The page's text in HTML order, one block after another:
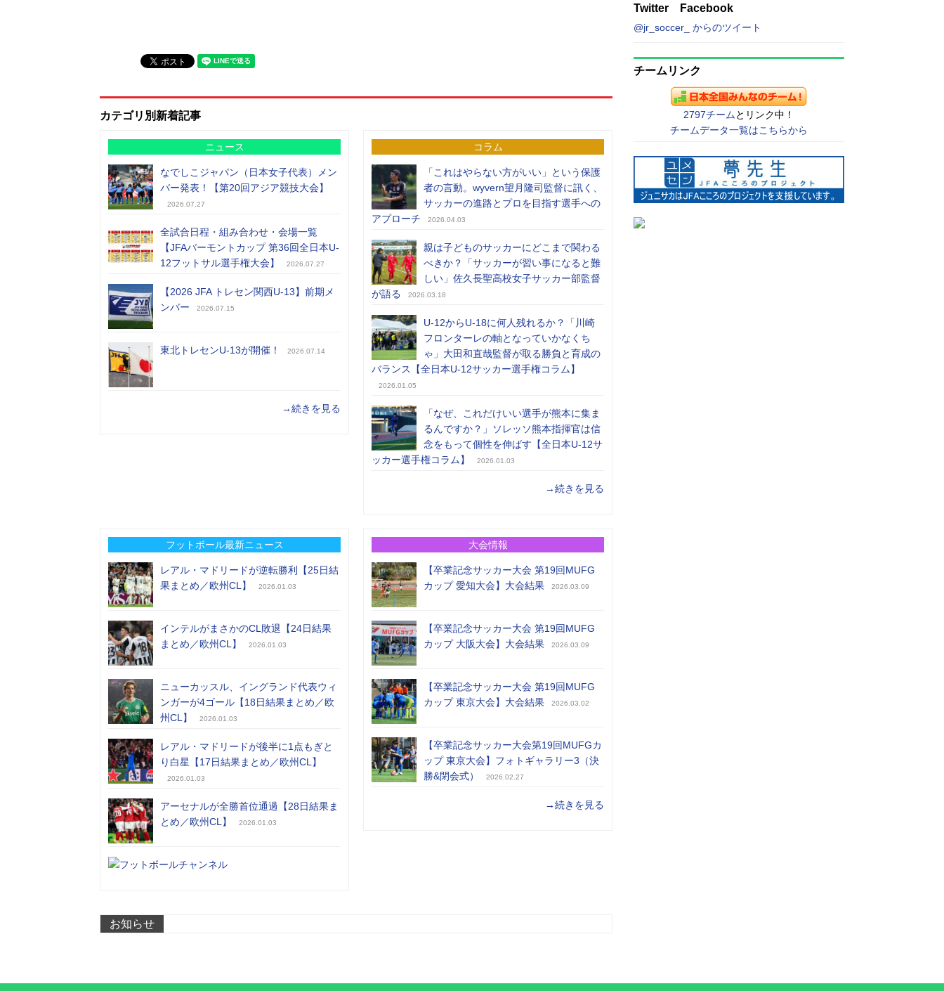
カテゴリ別新着記事
ニュース
なでしこジャパン（日本女子代表）メン
バー発表！【第20回アジア競技大会】
2026.07.27
全試合日程・組み合わせ・会場一覧
【JFAバーモントカップ 第36回全日本U-
12フットサル選手権大会】
2026.07.27
【2026 JFA トレセン関西U-13】前期メ
ンバー
2026.07.15
東北トレセンU-13が開催！ 2026.07.14
→続きを見る
コラム
「これはやらない方がいい」という保護
者の言動。wyvern望月隆司監督に訊く、
サッカーの進路とプロを目指す選手への
アプローチ
2026.04.03
親は子どものサッカーにどこまで関わる
べきか？「サッカーが習い事になると難
しい」佐久長聖高校女子サッカー部監督
が語る
2026.03.18
U-12からU-18に何人残れるか？「川崎
フロンターレの軸となっていかなくち
ゃ」大田和直哉監督が取る勝負と育成の
バランス【全日本U-12サッカー選手権コラム】
2026.01.05
「なぜ、これだけいい選手が熊本に集ま
るんですか？」ソレッソ熊本指揮官は信
念をもって個性を伸ばす【全日本U-12サ
ッカー選手権コラム】
2026.01.03
→続きを見る
フットボール最新ニュース
レアル・マドリードが逆転勝利【25日結
果まとめ／欧州CL】
2026.01.03
インテルがまさかのCL敗退【24日結果
まとめ／欧州CL】
2026.01.03
ニューカッスル、イングランド代表ウィ
ンガーが4ゴール【18日結果まとめ／欧
州CL】
2026.01.03
レアル・マドリードが後半に1点もぎと
り白星【17日結果まとめ／欧州CL】
2026.01.03
アーセナルが全勝首位通過【28日結果ま
とめ／欧州CL】
2026.01.03
大会情報
【卒業記念サッカー大会 第19回MUFG
カップ 愛知大会】大会結果
2026.03.09
【卒業記念サッカー大会 第19回MUFG
カップ 大阪大会】大会結果
2026.03.09
【卒業記念サッカー大会 第19回MUFG
カップ 東京大会】大会結果
2026.03.02
【卒業記念サッカー大会第19回MUFGカ
ップ 東京大会】フォトギャラリー3（決
勝&閉会式）
2026.02.27
→続きを見る
お知らせ
Twitter Facebook
@jr_soccer_ からのツイート
チームリンク
2797チーム とリンク中！
チームデータ一覧はこちらから